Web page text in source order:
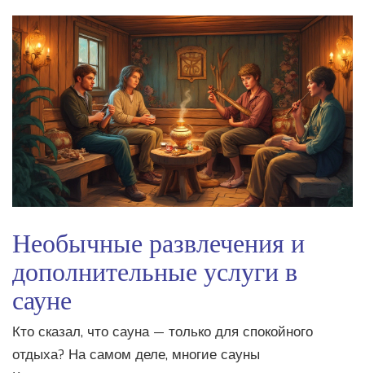
Необычные развлечения и
дополнительные услуги в
сауне
Кто сказал, что сауна — только для спокойного
отдыха? На самом деле, многие сауны